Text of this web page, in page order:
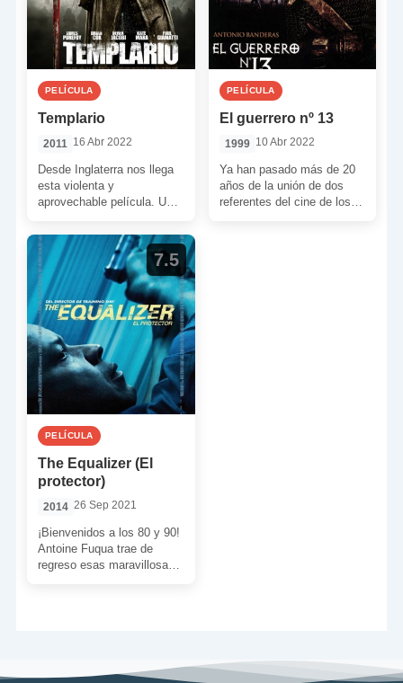
PELÍCULA
Templario
2011 16 Abr 2022
Desde Inglaterra nos llega
esta violenta y
aprovechable película. Una
hombres que derramarán
sangre, sudor […]
PELÍCULA
El guerrero nº 13
1999 10 Abr 2022
Ya han pasado más de 20
años de la unión de dos
referentes del cine de los
7.5
PELÍCULA
The Equalizer (El
protector)
2014 26 Sep 2021
¡Bienvenidos a los 80 y 90!
Antoine Fuqua trae de
regreso esas maravillosas